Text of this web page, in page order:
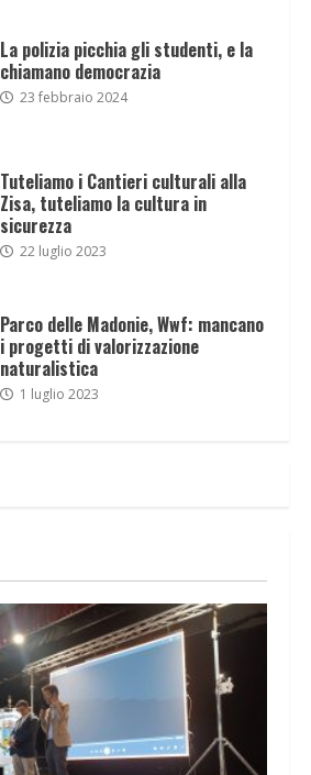
La polizia picchia gli studenti, e la
chiamano democrazia
23 febbraio 2024
Tuteliamo i Cantieri culturali alla
Zisa, tuteliamo la cultura in
sicurezza
22 luglio 2023
Parco delle Madonie, Wwf: mancano
i progetti di valorizzazione
naturalistica
1 luglio 2023